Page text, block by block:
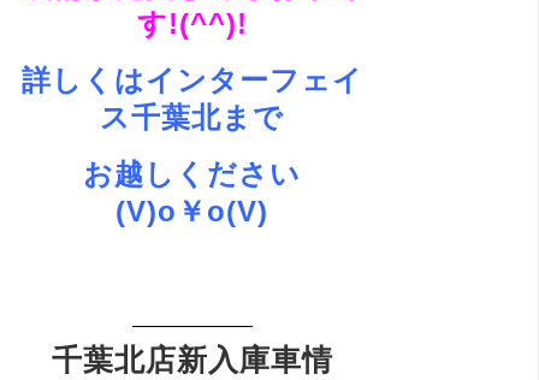
す!(^^)!
詳しくはインターフェイ
ス千葉北まで
お越しください
(V)o￥o(V)
千葉北店新入庫車情